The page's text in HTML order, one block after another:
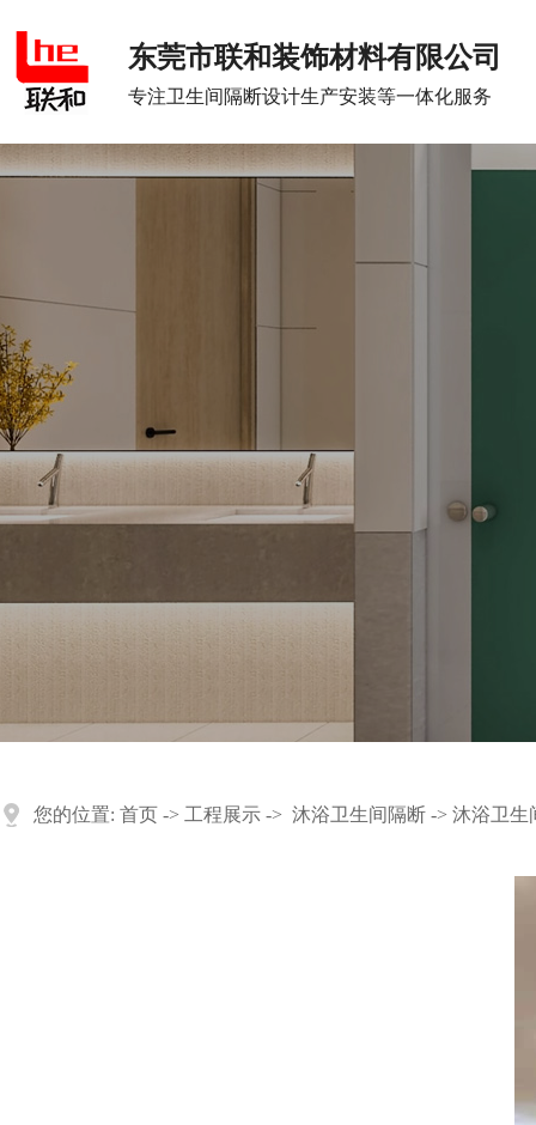
东莞市联和装饰材料有限公司
专注卫生间隔断设计生产安装等一体化服务
您的位置: 首页 -> 工程展示 -> 沐浴卫生间隔断 -> 沐浴卫生